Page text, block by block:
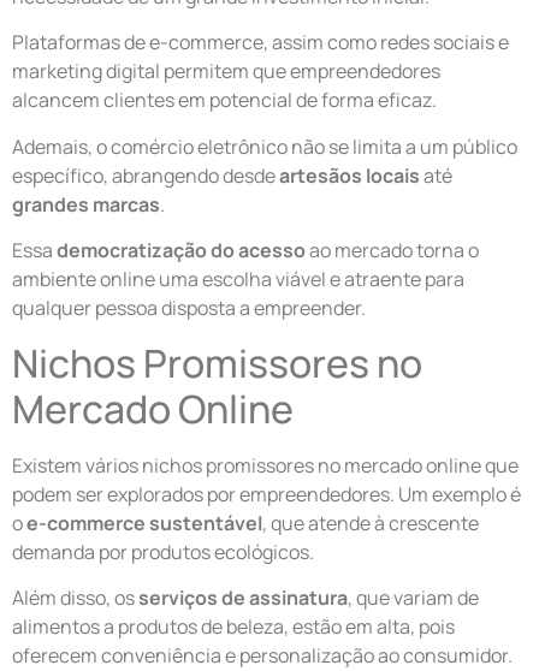
Plataformas de e-commerce, assim como redes sociais e
marketing digital permitem que empreendedores
alcancem clientes em potencial de forma eficaz.
Ademais, o comércio eletrônico não se limita a um público
específico, abrangendo desdeartesãos locaisaté
grandes marcas.
Essademocratização do acessoao mercado torna o
ambiente online uma escolha viável e atraente para
qualquer pessoa disposta a empreender.
Nichos Promissores no
Mercado Online
Existem vários nichos promissores no mercado online que
podem ser explorados por empreendedores. Um exemplo é
oe-commerce sustentável, que atende à crescente
demanda por produtos ecológicos.
Além disso, osserviços de assinatura, que variam de
alimentos a produtos de beleza, estão em alta, pois
oferecem conveniência e personalização ao consumidor.